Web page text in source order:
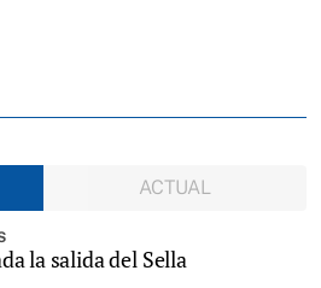
ACTUAL
la salida del Sella